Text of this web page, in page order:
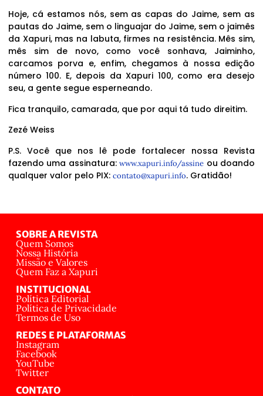
Hoje, cá estamos nós, sem as capas do Jaime, sem as
pautas do Jaime, sem o linguajar do Jaime, sem o jaimês
da Xapuri, mas na labuta, firmes na resistência. Mês sim,
mês sim de novo, como você sonhava, Jaiminho,
carcamos porva e, enfim, chegamos à nossa edição
número 100. E, depois da Xapuri 100, como era desejo
seu, a gente segue esperneando.
Fica tranquilo, camarada, que por aqui tá tudo direitim.
Zezé Weiss
P.S. Você que nos lê pode fortalecer nossa Revista
fazendo uma assinatura:www.xapuri.info/assine ou doando
qualquer valor pelo PIX: contato@xapuri.info. Gratidão!
SOBRE A REVISTA
Quem Somos
Nossa História
Missão e Valores
Quem Faz a Xapuri
INSTITUCIONAL
Política Editorial
Política de Privacidade
Termos de Uso
REDES E PLATAFORMAS
Instagram
Facebook
YouTube
Twitter
CONTATO